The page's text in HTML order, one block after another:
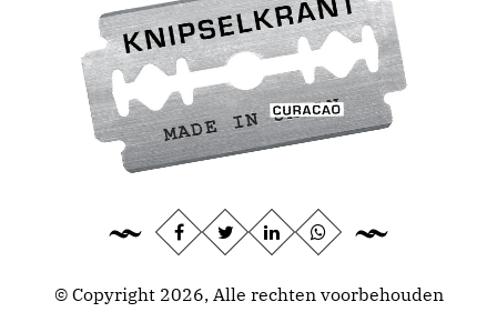
© Copyright 2026, Alle rechten voorbehouden